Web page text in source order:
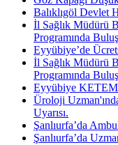
Balıklıgöl Devlet
İl Sağlık Müdürü
Programında
Eyyübiye’de
İl Sağlık Müdürü
Programında
Eyyübiye
Üroloji
Uyarısı.
Şanlıurfa’da
Şanlıurfa’da